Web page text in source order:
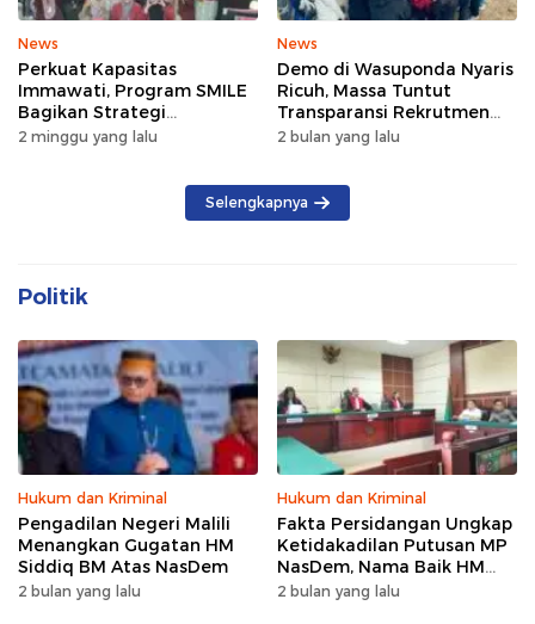
News
Perkuat Kapasitas
Immawati, Program SMILE
Bagikan Strategi
Kepemimpinan Inklusif dan
2 minggu yang lalu
News
Demo di Wasuponda Nyaris
Ricuh, Massa Tuntut
Transparansi Rekrutmen
dan Keterbukaan Data TKA
2 bulan yang lalu
Selengkapnya
Politik
Hukum dan Kriminal
Pengadilan Negeri Malili
Menangkan Gugatan HM
Siddiq BM Atas NasDem
2 bulan yang lalu
Hukum dan Kriminal
Fakta Persidangan Ungkap
Ketidakadilan Putusan MP
NasDem, Nama Baik HM
Siddiq BM Harus Dipulihkan
2 bulan yang lalu